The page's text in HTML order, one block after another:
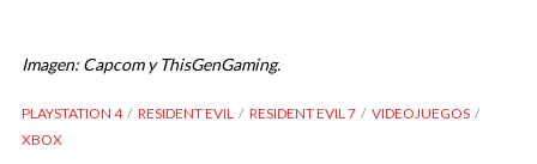
Imagen: Capcom y ThisGenGaming.
PLAYSTATION 4 RESIDENT EVIL RESIDENT EVIL 7
VIDEOJUEGOS
XBOX